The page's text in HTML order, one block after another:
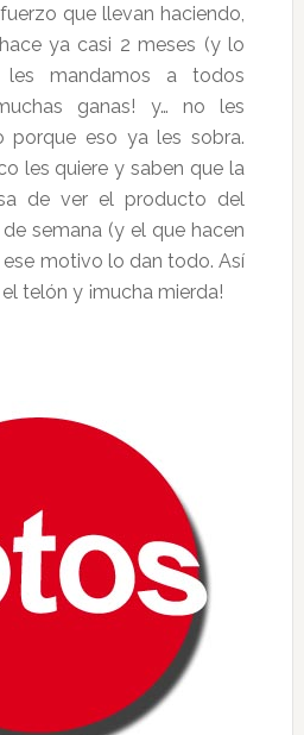
que llevan haciendo,
ya casi 2 meses (y lo
les mandamos a todos
ganas! y… no les
porque eso ya les sobra.
les quiere y saben que la
de ver el producto del
semana (y el que hacen
ese motivo lo dan todo. Así
telón y ¡mucha mierda!